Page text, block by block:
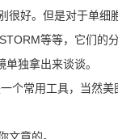
很好。但是对于单细
等等，它们的
独拿出来谈谈。
个常用工具，当然